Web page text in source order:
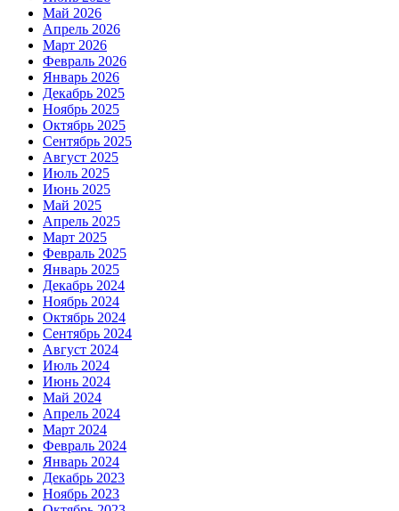
Май 2026
Апрель 2026
Март 2026
Февраль 2026
Январь 2026
Декабрь 2025
Ноябрь 2025
Октябрь 2025
Сентябрь 2025
Август 2025
Июль 2025
Июнь 2025
Май 2025
Апрель 2025
Март 2025
Февраль 2025
Январь 2025
Декабрь 2024
Ноябрь 2024
Октябрь 2024
Сентябрь 2024
Август 2024
Июль 2024
Июнь 2024
Май 2024
Апрель 2024
Март 2024
Февраль 2024
Январь 2024
Декабрь 2023
Ноябрь 2023